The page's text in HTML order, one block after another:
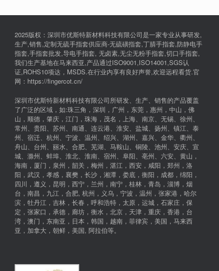
2025版权：深圳市优斯特新材料科技有限公司是一家专业从事研发,
生产,销售,定制无硫手指套供应商-无硫磺指套,丁腈手指套,防静电手
指套,手指套批发,导电手指套, 无卤素,无尘无粉手指套,切口手指套,
我们生产基地在马来西亚,产品通过ISO9001,ISO14001,SGS认
证,ROHS10项达，MSDS.在行业内享有良好声誉,欢迎远程看货.官
网：https://fingercot.cn/
深圳市优斯特新材料科技有限公司所研发、生产、销售的产品覆盖
了广泛的区域，如:珠三角，深圳，广州，东莞，惠州，中山，佛
山，顺德，肇庆，江门，珠海，茂名，上海、南京、无锡、徐州、
常州、贵阳、苏州、南通、连云港、淮安、盐城、扬州、镇江、泰
州、宿迁、杭州、宁波、温州、绍兴、湖州、嘉兴、金华、衢州、
舟山、台州、丽水、合肥、芜湖、马鞍山、铜陵、池州、安庆、宣
城、滁州、蚌埠、淮北、淮南、宿州、阜阳、亳州、六安、黄山，
海南，厦门，泉州，韶关，梅州，湛江，西安，咸阳，郑州，洛
阳，武汉，孝感，襄樊，长沙，湘潭，娄底，衡阳，成都，绵阳，
四川，遵义，昆明，西宁，兰州，南宁，桂林，青岛，淄博，烟
台，南昌，九江，合肥, 杭州，义乌，宁波，温州，张家港，哈尔
滨，牡丹江，吉林，长春，呼和浩特，太原，运城，石家庄，保
定，张家口，承德，廊坊，衡水，北京，天津，重庆，香港，台
湾，澳门，东南亚，日本，韩国，越南，菲律宾，美国，马来西
亚，加拿大，朝鲜，美国, 阿拉伯等。